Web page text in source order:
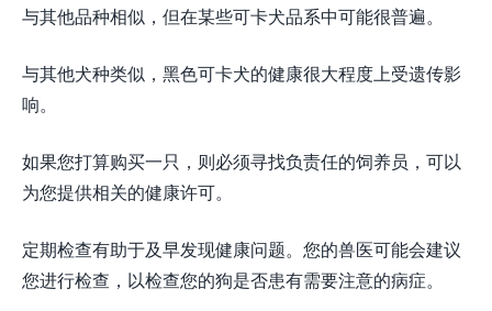
与其他品种相似，但在某些可卡犬品系中可能很普遍。
与其他犬种类似，黑色可卡犬的健康很大程度上受遗传影
响。
如果您打算购买一只，则必须寻找负责任的饲养员，可以
为您提供相关的健康许可。
定期检查有助于及早发现健康问题。您的兽医可能会建议
您进行检查，以检查您的狗是否患有需要注意的病症。